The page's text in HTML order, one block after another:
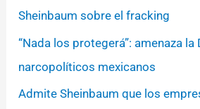
Sheinbaum sobre el fracking
“Nada los protegerá”: amenaza la
narcopolíticos mexicanos
Admite Sheinbaum que los